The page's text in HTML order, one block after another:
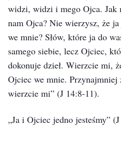
widzi, widzi i mego Ojca. Jak
nam Ojca? Nie wierzysz, że
we mnie? Słów, które ja do
samego siebie, lecz Ojciec,
dokonuje dzieł. Wierzcie mi,
Ojciec we mnie. Przynajmniej
wierzcie mi” (J 14:8-11).
„Ja i Ojciec jedno jesteśmy”